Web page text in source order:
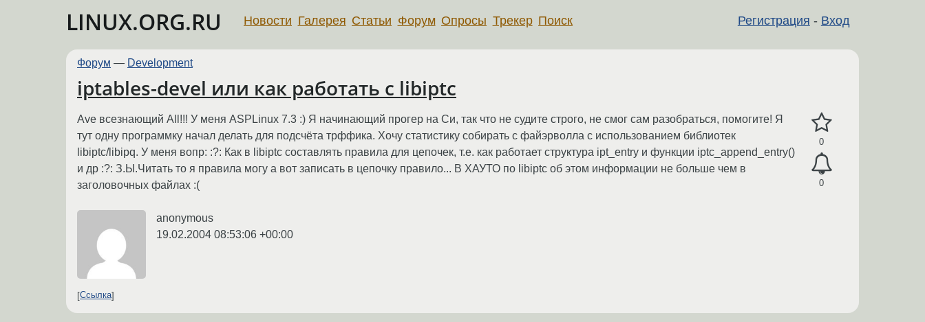
LINUX.ORG.RU Регистрация - Вход
Новости Галерея Статьи Форум Опросы Трекер Поиск
Форум — Development
iptables-devel или как работать с libiptc
0
0
Ave всезнающий All!!! У меня ASPLinux 7.3 :) Я начинающий прогер на Си, так что не судите строго, не смог сам разобраться, помогите! Я
тут одну программку начал делать для подсчёта трффика. Хочу статистику собирать с файэрволла с использованием библиотек
libiptc/libipq. У меня вопр: :?: Как в libiptc составлять правила для цепочек, т.е. как работает структура ipt_entry и функции iptc_append_entry()
и др :?: З.Ы.Читать то я правила могу а вот записать в цепочку правило... В ХАУТО по libiptc об этом информации не больше чем в
заголовочных файлах :(
anonymous
19.02.2004 08:53:06 +00:00
Ссылка